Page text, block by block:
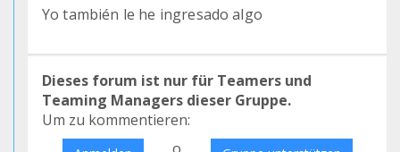
Yo también le he ingresado algo
Dieses forum ist nur für Teamers und
Teaming Managers dieser Gruppe.
Um zu kommentieren: